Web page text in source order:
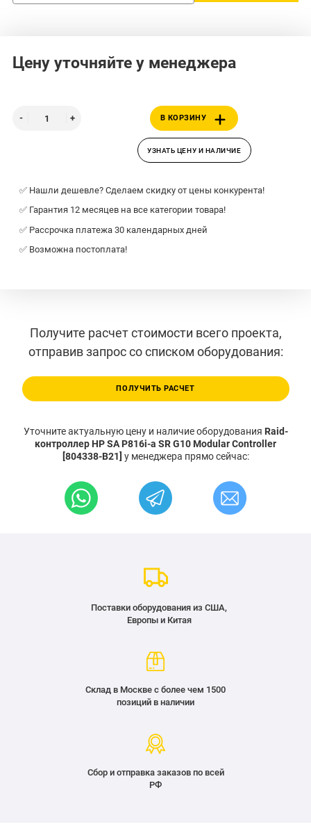
Цену уточняйте у менеджера
В КОРЗИНУ
УЗНАТЬ ЦЕНУ И НАЛИЧИЕ
✅ Нашли дешевле? Сделаем скидку от цены конкурента!
✅ Гарантия 12 месяцев на все категории товара!
✅ Рассрочка платежа 30 календарных дней
✅ Возможна постоплата!
Получите расчет стоимости всего проекта,
отправив запрос со списком оборудования:
ПОЛУЧИТЬ РАСЧЕТ
Уточните актуальную цену и наличие оборудования Raid-
контроллер HP SA P816i-a SR G10 Modular Controller
[804338-B21] у менеджера прямо сейчас:
Поставки оборудования из США,
Европы и Китая
Склад в Москве с более чем 1500
позиций в наличии
Сбор и отправка заказов по всей
РФ